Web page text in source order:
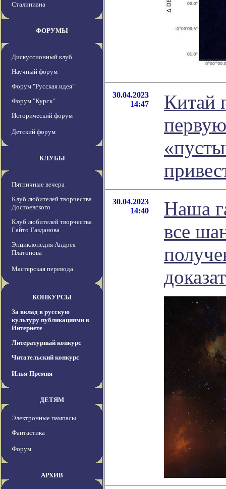
Сталиниана
ФОРУМЫ
Дискуссионный клуб
Научный форум
Форум "Русская идея"
Форум "Курск"
Исторический форум
Детский форум
КЛУБЫ
Пятничные вечера
Клуб любителей творчества
Достоевского
Клуб любителей творчества
Гайто Газданова
Энциклопедия Андрея
Платонова
Мастерская перевода
КОНКУРСЫ
За вклад в русскую
культуру публикациями в
Интернете
Литературный конкурс
Читательский конкурс
Илья-Премия
ДЕТЯМ
Электронные пампасы
Фантастика
Форум
АРХИВ
30.04.2023
14:47
Китай
30.04.2023
14:40
Наша
все